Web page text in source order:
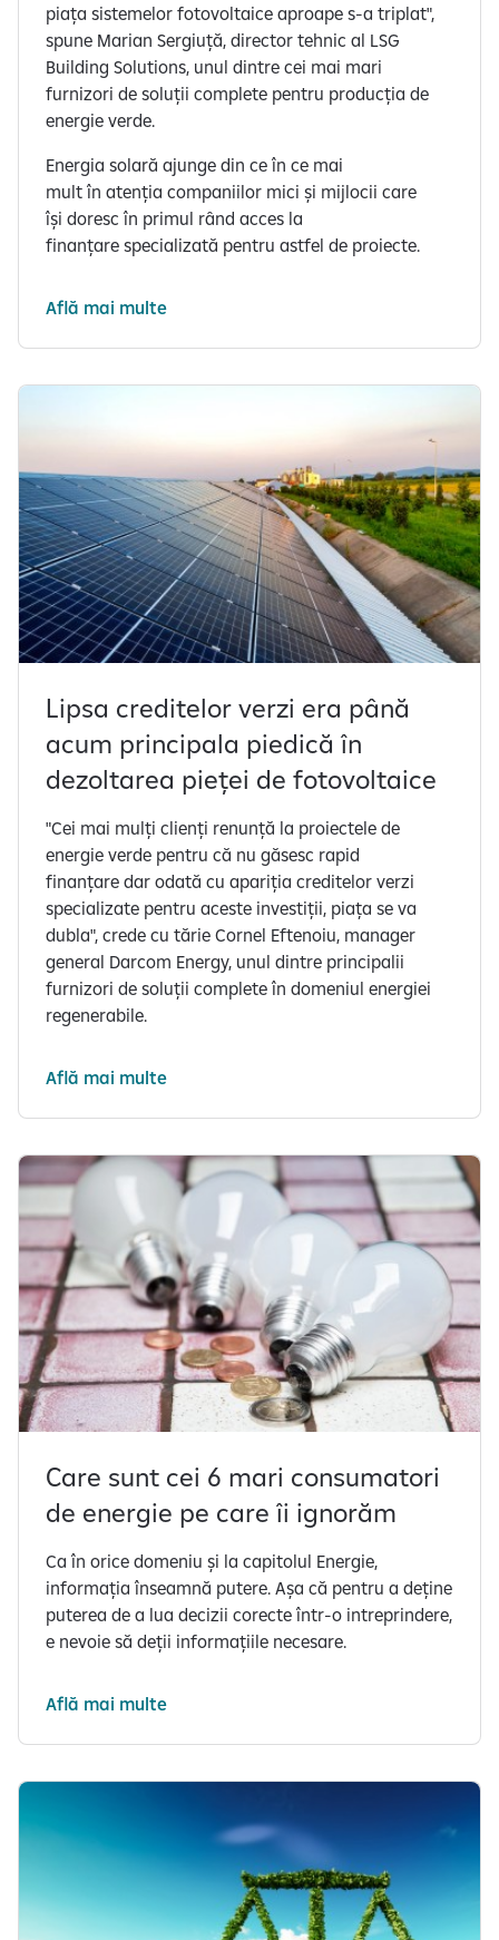
piața sistemelor fotovoltaice aproape s-a triplat",
spune Marian Sergiuță, director tehnic al LSG
Building Solutions, unul dintre cei mai mari
furnizori de soluții complete pentru producția de
energie verde.
Energia solară ajunge din ce în ce mai
mult în atenția companiilor mici și mijlocii care
își doresc în primul rând acces la
finanțare specializată pentru astfel de proiecte.
Află mai multe
Lipsa creditelor verzi era până
acum principala piedică în
dezoltarea pieței de fotovoltaice
"Cei mai mulți clienți renunță la proiectele de
energie verde pentru că nu găsesc rapid
finanțare dar odată cu apariția creditelor verzi
specializate pentru aceste investiții, piața se va
dubla", crede cu tărie Cornel Eftenoiu, manager
general Darcom Energy, unul dintre principalii
furnizori de soluții complete în domeniul energiei
regenerabile.
Află mai multe
Care sunt cei 6 mari consumatori
de energie pe care îi ignorăm
Ca în orice domeniu și la capitolul Energie,
informația înseamnă putere. Așa că pentru a deține
puterea de a lua decizii corecte într-o intreprindere,
e nevoie să deții informațiile necesare.
Află mai multe